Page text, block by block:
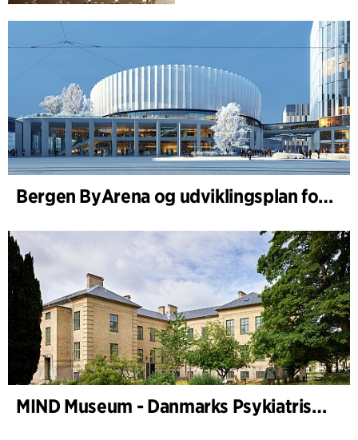
Bergen ByArena og udviklingsplan for Nygårdstangen
MIND Museum - Danmarks Psykiatriske Museum